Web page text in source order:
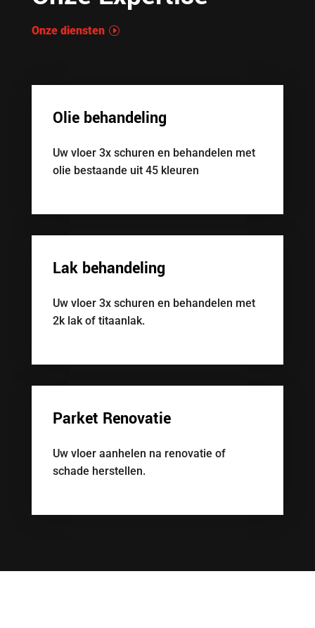
Onze diensten
Olie behandeling
Uw vloer 3x schuren en behandelen met
olie bestaande uit 45 kleuren
Lak behandeling
Uw vloer 3x schuren en behandelen met
2k lak of titaanlak.
Parket Renovatie
Uw vloer aanhelen na renovatie of
schade herstellen.